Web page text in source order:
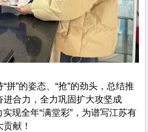
拼”的姿态、“抢”的劲头，总结推
合力，全力巩固扩大攻坚成
现全年“满堂彩”，为谱写江苏有
献！